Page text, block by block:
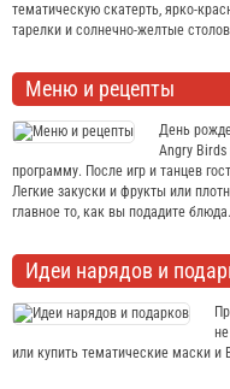
тематическую скатерть, ярко-
тарелки и солнечно-желтые
Меню и рецепты
День
Angry Birds
программу. После игр и танцев
Легкие закуски и фрукты или
главное то, как вы подадите блюда.
Идеи нарядов и
или купить тематические маски